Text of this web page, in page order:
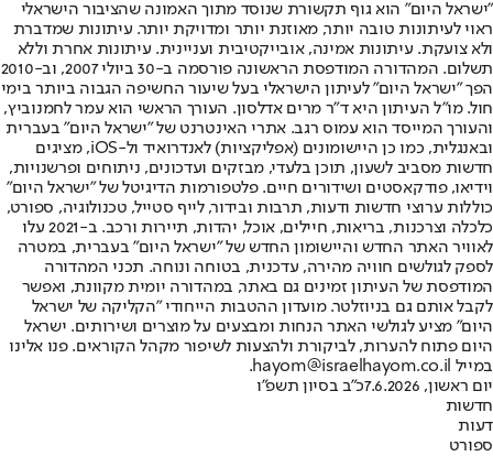
"ישראל היום" הוא גוף תקשורת שנוסד מתוך האמונה שהציבור הישראלי
ראוי לעיתונות טובה יותר, מאוזנת יותר ומדויקת יותר. עיתונות שמדברת
ולא צועקת. עיתונות אמינה, אובייקטיבית ועניינית. עיתונות אחרת וללא
תשלום. המהדורה המודפסת הראשונה פורסמה ב-30 ביולי 2007, וב-2010
הפך "ישראל היום" לעיתון הישראלי בעל שיעור החשיפה הגבוה ביותר בימי
חול. מו"ל העיתון היא ד"ר מרים אדלסון. העורך הראשי הוא עמר לחמנוביץ,
והעורך המייסד הוא עמוס רגב. אתרי האינטרנט של "ישראל היום" בעברית
ובאנגלית, כמו כן היישומונים (אפליקציות) לאנדרואיד ול-iOS, מציגים
חדשות מסביב לשעון, תוכן בלעדי, מבזקים ועדכונים, ניתוחים ופרשנויות,
וידיאו, פודקאסטים ושידורים חיים. פלטפורמות הדיגיטל של "ישראל היום"
כוללות ערוצי חדשות ודעות, תרבות ובידור, לייף סטייל, טכנולוגיה, ספורט,
כלכלה וצרכנות, בריאות, חיילים, אוכל, יהדות, תיירות ורכב. ב-2021 עלו
לאוויר האתר החדש והיישומון החדש של "ישראל היום" בעברית, במטרה
לספק לגולשים חוויה מהירה, עדכנית, בטוחה ונוחה. תכני המהדורה
המודפסת של העיתון זמינים גם באתר, במהדורה יומית מקוונת, ואפשר
לקבל אותם גם בניוזלטר. מועדון ההטבות הייחודי "הקליקה של ישראל
היום" מציע לגולשי האתר הנחות ומבצעים על מוצרים ושירותים. ישראל
היום פתוח להערות, לביקורת ולהצעות לשיפור מקהל הקוראים. פנו אלינו
במייל hayom@israelhayom.co.il.
יום ראשון, 7.6.2026
כ"ב בסיון תשפ"ו
חדשות
דעות
ספורט